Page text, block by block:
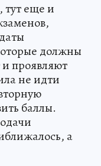
тут еще и
должны
проявляют
не идти
баллы.
а